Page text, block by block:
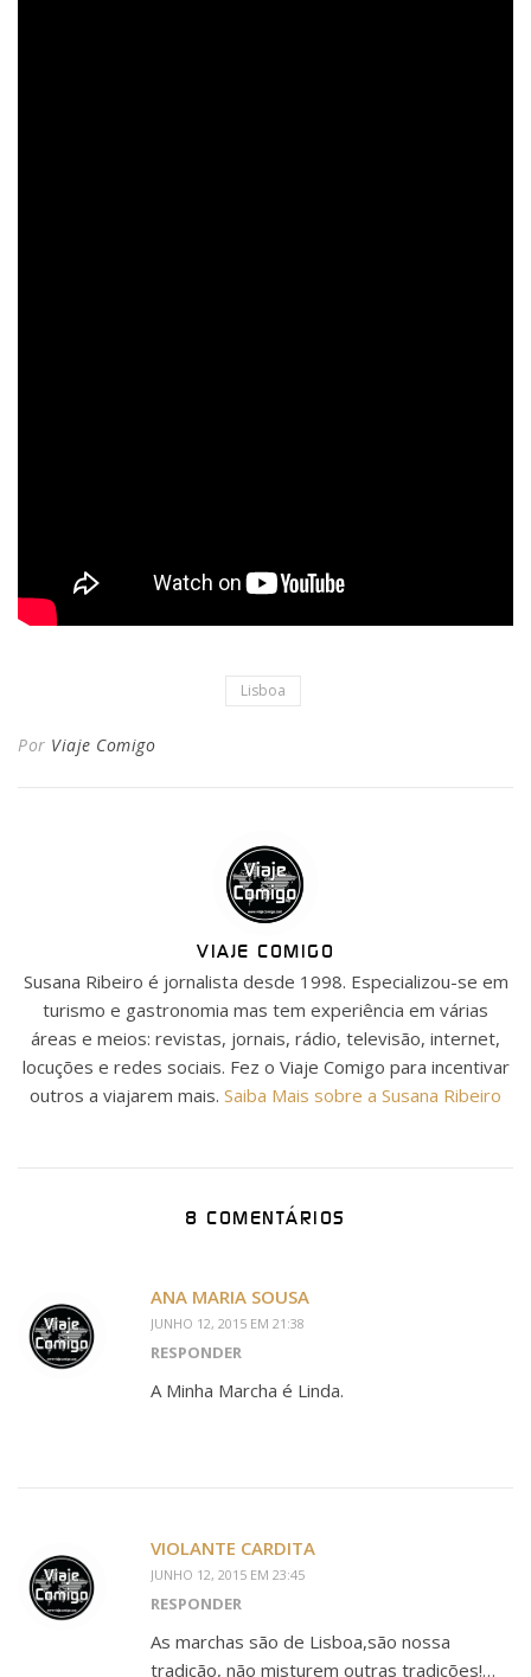
Lisboa
Por Viaje Comigo
VIAJE COMIGO
Susana Ribeiro é jornalista desde 1998. Especializou-se em
turismo e gastronomia mas tem experiência em várias
áreas e meios: revistas, jornais, rádio, televisão, internet,
locuções e redes sociais. Fez o Viaje Comigo para incentivar
outros a viajarem mais. Saiba Mais sobre a Susana Ribeiro
8 COMENTÁRIOS
ANA MARIA SOUSA
JUNHO 12, 2015 EM 21:38
RESPONDER
A Minha Marcha é Linda.
VIOLANTE CARDITA
JUNHO 12, 2015 EM 23:45
RESPONDER
As marchas são de Lisboa,são nossa
tradição, não misturem outras tradições!…